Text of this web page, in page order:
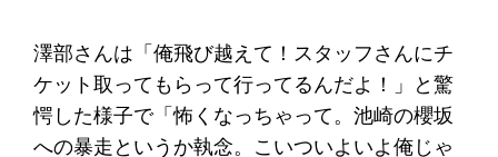
澤部さんは「俺飛び越えて！スタッフさんにチ
ケット取ってもらって行ってるんだよ！」と驚
愕した様子で「怖くなっちゃって。池崎の櫻坂
への暴走というか執念。こいついよいよ俺じゃ